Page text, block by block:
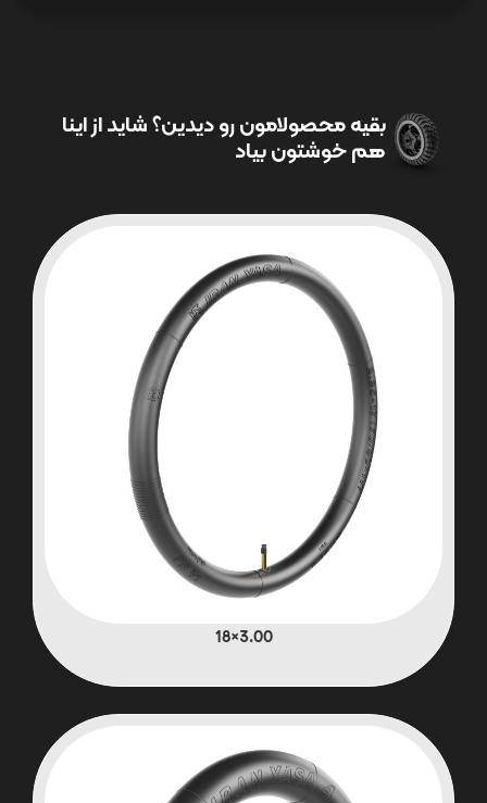
بقیه محصولامون رو دیدین؟ شاید از اینا
هم خوشتون بیاد
3.00×18